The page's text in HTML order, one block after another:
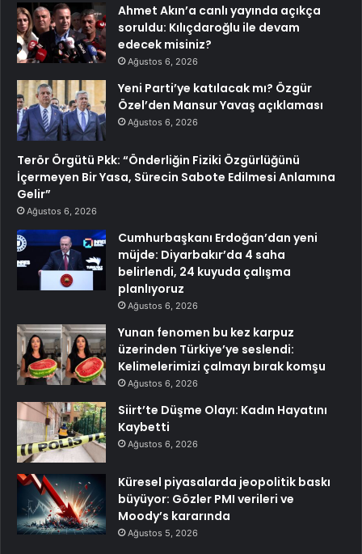
Ahmet Akın’a canlı yayında açıkça
soruldu: Kılıçdaroğlu ile devam
edecek misiniz?
Ağustos 6, 2026
Yeni Parti’ye katılacak mı? Özgür
Özel’den Mansur Yavaş açıklaması
Ağustos 6, 2026
Terör Örgütü Pkk: “Önderliğin Fiziki Özgürlüğünü
İçermeyen Bir Yasa, Sürecin Sabote Edilmesi Anlamına
Gelir”
Ağustos 6, 2026
Cumhurbaşkanı Erdoğan’dan yeni
müjde: Diyarbakır’da 4 saha
belirlendi, 24 kuyuda çalışma
planlıyoruz
Ağustos 6, 2026
Yunan fenomen bu kez karpuz
üzerinden Türkiye’ye seslendi:
Kelimelerimizi çalmayı bırak komşu
Ağustos 6, 2026
Siirt’te Düşme Olayı: Kadın Hayatını
Kaybetti
Ağustos 6, 2026
Küresel piyasalarda jeopolitik baskı
büyüyor: Gözler PMI verileri ve
Moody’s kararında
Ağustos 5, 2026